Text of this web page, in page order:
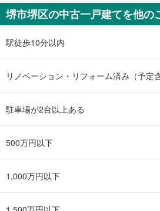
堺市堺区の中古一戸建てを他の
駅徒歩10分以内
リノベーション・リフォーム済み（予定含
駐車場が2台以上ある
500万円以下
1,000万円以下